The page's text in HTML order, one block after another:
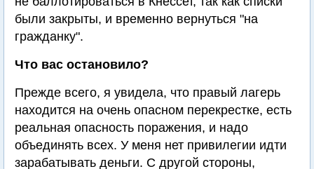
были закрыты, и временно вернуться "на
гражданку".
Что вас остановило?
Прежде всего, я увидела, что правый лагерь
находится на очень опасном перекрестке, есть
реальная опасность поражения, и надо
объединять всех. У меня нет привилегии идти
зарабатывать деньги. С другой стороны,